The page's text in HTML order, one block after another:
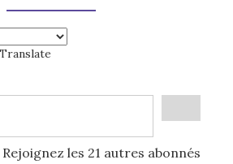
Translate
Rejoignez les 21 autres abonnés